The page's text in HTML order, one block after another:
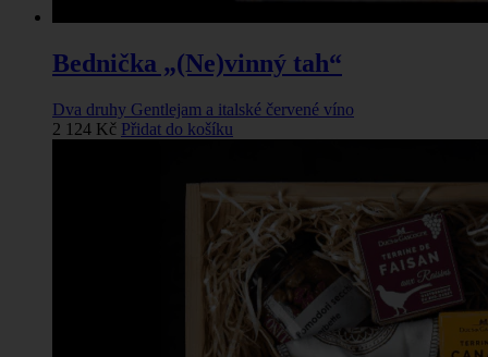
Bednička „(Ne)vinný tah“
Dva druhy Gentlejam a italské červené víno
2 124 Kč Přidat do košíku